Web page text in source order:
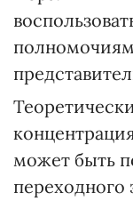
может быть
переходного